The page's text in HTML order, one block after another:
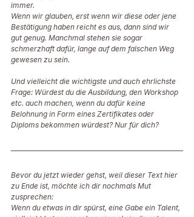
immer.
Wenn wir glauben, erst wenn wir diese oder jene
Bestätigung haben reicht es aus, dann sind wir
gut genug. Manchmal stehen sie sogar
schmerzhaft dafür, lange auf dem falschen Weg
gewesen zu sein.
Und vielleicht die wichtigste und auch ehrlichste
Frage: Würdest du die Ausbildung, den Workshop
etc. auch machen, wenn du dafür keine
Belohnung in Form eines Zertifikates oder
Diploms bekommen würdest? Nur für dich?
Bevor du jetzt wieder gehst, weil dieser Text hier
zu Ende ist, möchte ich dir nochmals Mut
zusprechen:
Wenn du etwas in dir spürst, eine Gabe ein Talent,